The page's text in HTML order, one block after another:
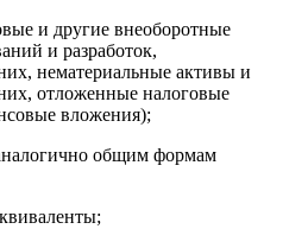
и другие внеоборотные
и разработок,
нематериальные активы и
отложенные налоговые
вложения);
общим формам